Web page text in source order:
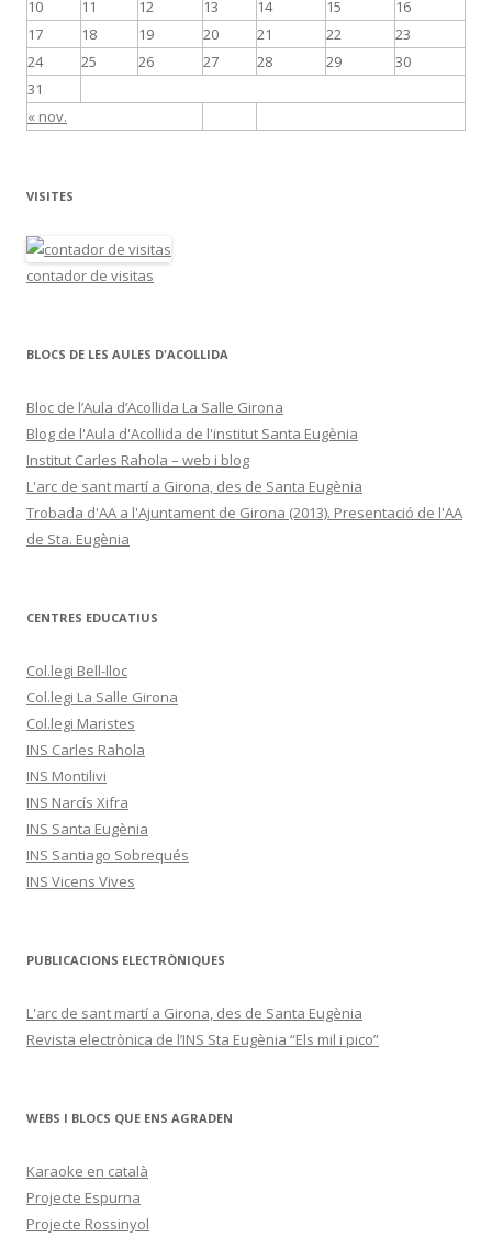
« nov.
10 11 12 13 14 15
16
17
18 19 20 21 22
23
24
25 26 27 28 29
30
31
VISITES
contador de visitas
BLOCS DE LES AULES D'ACOLLIDA
Bloc de l’Aula d’Acollida La Salle Girona
Blog de l'Aula d'Acollida de l'institut Santa Eugènia
Institut Carles Rahola – web i blog
L'arc de sant martí a Girona, des de Santa Eugènia
Trobada d'AA a l'Ajuntament de Girona (2013). Presentació de l'AA
de Sta. Eugènia
CENTRES EDUCATIUS
Col.legi Bell-lloc
Col.legi La Salle Girona
Col.legi Maristes
INS Carles Rahola
INS Montilivi
INS Narcís Xifra
INS Santa Eugènia
INS Santiago Sobrequés
INS Vicens Vives
PUBLICACIONS ELECTRÒNIQUES
L'arc de sant martí a Girona, des de Santa Eugènia
Revista electrònica de l’INS Sta Eugènia “Els mil i pico”
WEBS I BLOCS QUE ENS AGRADEN
Karaoke en català
Projecte Espurna
Projecte Rossinyol